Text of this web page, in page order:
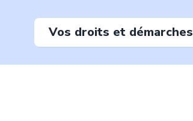
Vos droits et démarches